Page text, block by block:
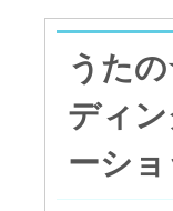
うた
ディ
ーシ